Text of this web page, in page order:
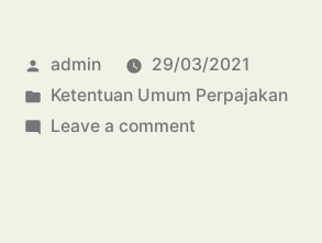
admin
29/03/2021
Ketentuan Umum Perpajakan
Leave a comment